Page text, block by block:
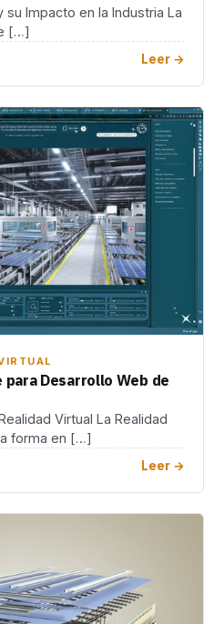
Impacto en la Industria La
[…]
Leer →
Desarrollo Web de
Virtual La Realidad
forma en […]
Leer →